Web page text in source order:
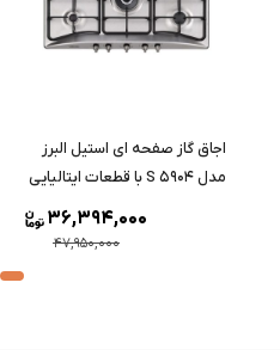
اجاق گاز صفحه ای استیل البرز
مدل S 5904 با قطعات ایتالیایی
47,950,000
36,394,000